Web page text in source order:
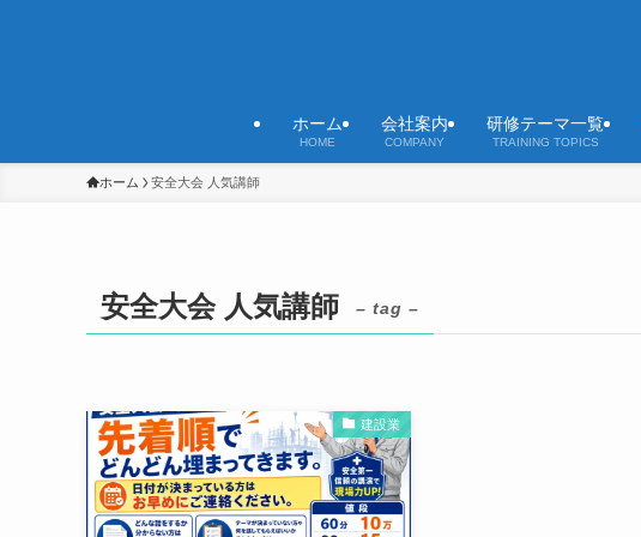
ホーム
HOME
会社案内
COMPANY
研修テーマ一覧
TRAINING TOPICS
ホーム 安全大会 人気講師
安全大会 人気講師 – tag –
建設業